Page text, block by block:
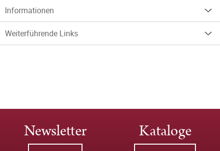
Informationen
Weiterführende Links
Newsletter Kataloge